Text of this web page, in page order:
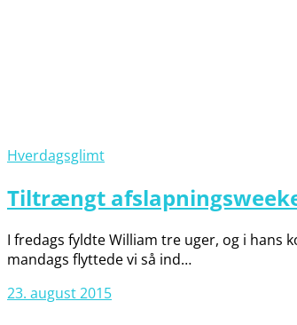
Hverdagsglimt
Tiltrængt
I fredags fyldte William tre uger, og i hans
mandags flyttede vi så ind…
23. august 2015